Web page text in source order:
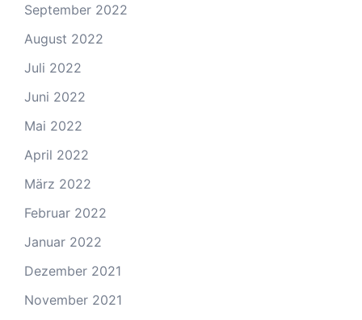
September 2022
August 2022
Juli 2022
Juni 2022
Mai 2022
April 2022
März 2022
Februar 2022
Januar 2022
Dezember 2021
November 2021